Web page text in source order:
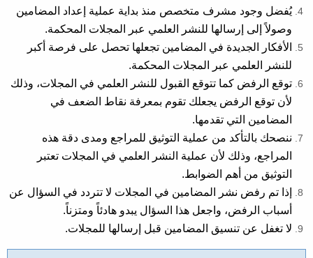
يُفضل وجود مشرف متخصص منذ بداية عملية إعداد المضامين
وصولاً إلى إرسالها للنشر العلمي عبر المجلات المحكمة.
الأفكار الجديدة في المضامين تجعلها تحصل على فرصة أكبر
للنشر العلمي عبر المجلات المحكمة.
توقع الرفض كما تتوقع القبول للنشر العلمي في المجلات، وذلك
لأن توقع الرفض يجعلك تقوم بمعرفة نقاط الضعف في
المضامين التي تقدمها.
ننصحك بالتأكد من عملية التوثيق للمراجع ومدى دقة هذه
المراجع، وذلك لأن عملية النشر العلمي في المجلات تعتبر
التوثيق من أهم الضوابط.
إذا تم رفض نشر المضامين في المجلات لا تتردد في السؤال عن
أسباب الرفض، واجعل هذا السؤال يبدو هادئاً ومتزناً.
لا تغفل عن تنسيق المضامين قبل إرسالها للمجلات.